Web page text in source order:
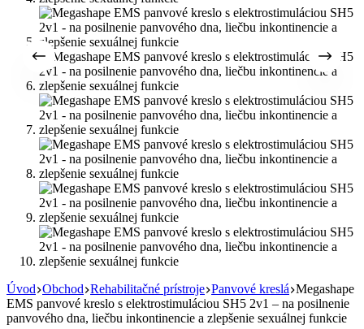
Úvod Obchod Rehabilitačné prístroje Panvové kreslá Megashape
EMS panvové kreslo s elektrostimuláciou SH5 2v1 – na posilnenie
panvového dna, liečbu inkontinencie a zlepšenie sexuálnej funkcie